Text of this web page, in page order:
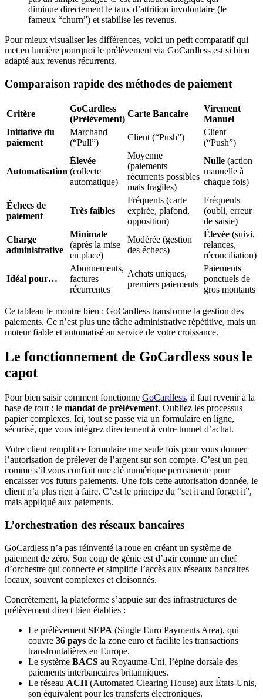
diminue directement le taux d’attrition involontaire (le
fameux “churn”) et stabilise les revenus.
Pour mieux visualiser les différences, voici un petit comparatif qui
met en lumière pourquoi le prélèvement via GoCardless est si bien
adapté aux revenus récurrents.
Comparaison rapide des méthodes de paiement
Critère
GoCardless
(Prélèvement)
Carte Bancaire
Virement
Manuel
Initiative du
paiement
Marchand
(“Pull”)
Client (“Push”)
Client
(“Push”)
Automatisation
Élevée
(collecte
automatique)
Moyenne
(paiements
récurrents possibles
mais fragiles)
Nulle (action
manuelle à
chaque fois)
Échecs de
paiement
Très faibles
Fréquents (carte
expirée, plafond,
opposition)
Fréquents
(oubli, erreur
de saisie)
Charge
administrative
Minimale
(après la mise
en place)
Modérée (gestion
des échecs)
Élevée (suivi,
relances,
réconciliation)
Idéal pour…
Abonnements,
factures
récurrentes
Achats uniques,
premiers paiements
Paiements
ponctuels de
gros montants
Ce tableau le montre bien : GoCardless transforme la gestion des
paiements. Ce n’est plus une tâche administrative répétitive, mais un
moteur fiable et automatisé au service de votre croissance.
Le fonctionnement de GoCardless sous le
capot
Pour bien saisir comment fonctionne GoCardless, il faut revenir à la
base de tout : le mandat de prélèvement. Oubliez les processus
papier complexes. Ici, tout se passe via un formulaire en ligne,
sécurisé, que vous intégrez directement à votre tunnel d’achat.
Votre client remplit ce formulaire une seule fois pour vous donner
l’autorisation de prélever de l’argent sur son compte. C’est un peu
comme s’il vous confiait une clé numérique permanente pour
encaisser vos futurs paiements. Une fois cette autorisation donnée, le
client n’a plus rien à faire. C’est le principe du “set it and forget it”,
mais appliqué aux paiements.
L’orchestration des réseaux bancaires
GoCardless n’a pas réinventé la roue en créant un système de
paiement de zéro. Son coup de génie est d’agir comme un chef
d’orchestre qui connecte et simplifie l’accès aux réseaux bancaires
locaux, souvent complexes et cloisonnés.
Concrètement, la plateforme s’appuie sur des infrastructures de
prélèvement direct bien établies :
Le prélèvement SEPA (Single Euro Payments Area), qui
couvre 36 pays de la zone euro et facilite les transactions
transfrontalières en Europe.
Le système BACS au Royaume-Uni, l’épine dorsale des
paiements interbancaires britanniques.
Le réseau ACH(Automated Clearing House) aux États-Unis,
son équivalent pour les transferts électroniques.